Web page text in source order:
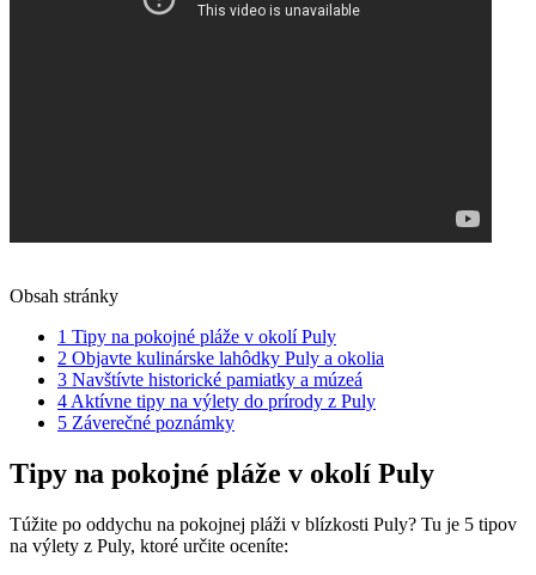
Obsah stránky
1 Tipy na pokojné pláže v okolí Puly
2 Objavte kulinárske lahôdky Puly a okolia
3 Navštívte historické pamiatky a múzeá
4 Aktívne tipy na výlety do prírody z Puly
5 Záverečné poznámky
Tipy na pokojné pláže v okolí Puly
Túžite po oddychu na pokojnej pláži v blízkosti Puly? Tu je 5 tipov
na výlety z Puly, ktoré určite oceníte: